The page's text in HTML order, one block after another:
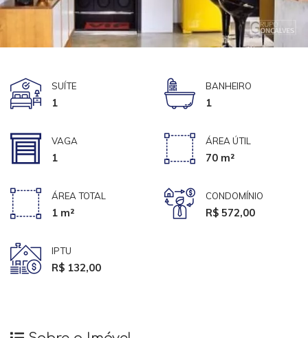
SUÍTE
1
BANHEIRO
1
VAGA
1
ÁREA ÚTIL
70 m²
ÁREA TOTAL
1 m²
CONDOMÍNIO
R$ 572,00
IPTU
R$ 132,00